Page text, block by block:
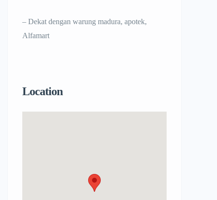
– Dekat dengan warung madura, apotek,
Alfamart
Location